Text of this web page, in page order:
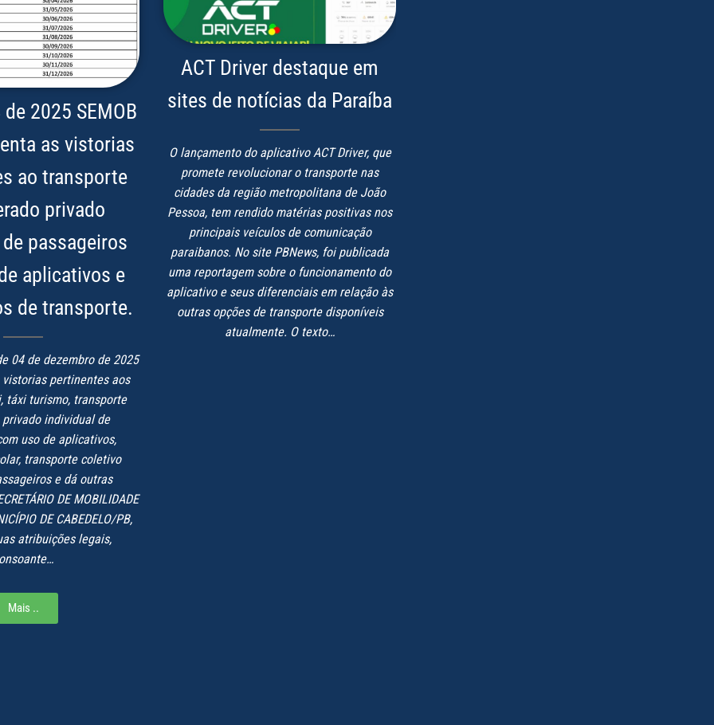
2025 SEMOB
as vistorias
ao transporte
privado
passageiros
aplicativos e
de transporte.
04 de dezembro de 2025
vistorias pertinentes aos
táxi turismo, transporte
individual de
uso de aplicativos,
transporte coletivo
e dá outras
DE MOBILIDADE
DE CABEDELO/PB,
atribuições legais,
ACT Driver destaque em
sites de notícias da Paraíba
O lançamento do aplicativo ACT Driver, que
promete revolucionar o transporte nas
cidades da região metropolitana de João
Pessoa, tem rendido matérias positivas nos
principais veículos de comunicação
paraibanos. No site PBNews, foi publicada
uma reportagem sobre o funcionamento do
aplicativo e seus diferenciais em relação às
outras opções de transporte disponíveis
atualmente. O texto…
Mais ..